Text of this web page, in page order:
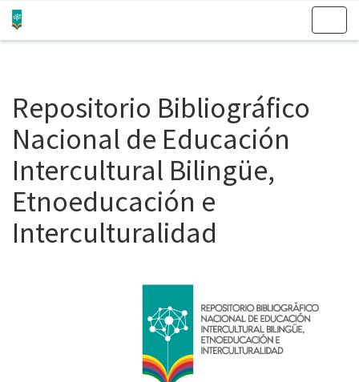
Repositorio Bibliográfico
Nacional de Educación
Intercultural Bilingüe,
Etnoeducación e
Interculturalidad